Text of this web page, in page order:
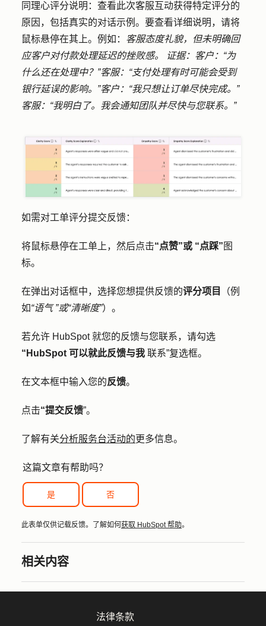
同理心评分说明 ：查看此次客服互动获得特定评分的
原因，包括真实的对话示例。要查看详细说明，请将
鼠标悬停在其上。例如： 客服态度礼貌，但未明确回
应客户对付款处理延迟的挫败感。 证据：客户：“为
什么还在处理中？”客服：“支付处理有时可能会受到
银行延误的影响。”客户：“我只想让订单尽快完成。”
客服：“我明白了。我会通知团队并尽快与您联系。”
如需对工单评分提交反馈：
将鼠标悬停在工单上，然后点击“点赞”或 “点踩” 图
标。
在弹出对话框中，选择您想提供反馈的评分项目
（例
如“语气 ”或“清晰度”）。
若允许 HubSpot 就您的反馈与您联系，请勾选
“HubSpot 可以就此反馈与我 联系”复选框。
在文本框中输入您的反馈。
点击“提交反馈”。
了解有关分析服务台活动的更多信息。
这篇文章有帮助吗？
是 否
此表单仅供记载反馈。了解如何 获取 HubSpot 帮助。
相关内容
法律条款